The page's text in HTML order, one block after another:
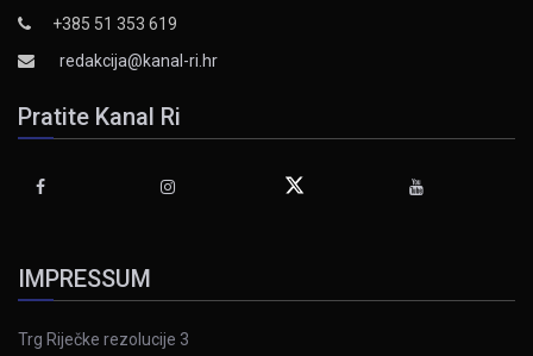
+385 51 353 619
redakcija@kanal-ri.hr
Pratite Kanal Ri
IMPRESSUM
Trg Riječke rezolucije 3